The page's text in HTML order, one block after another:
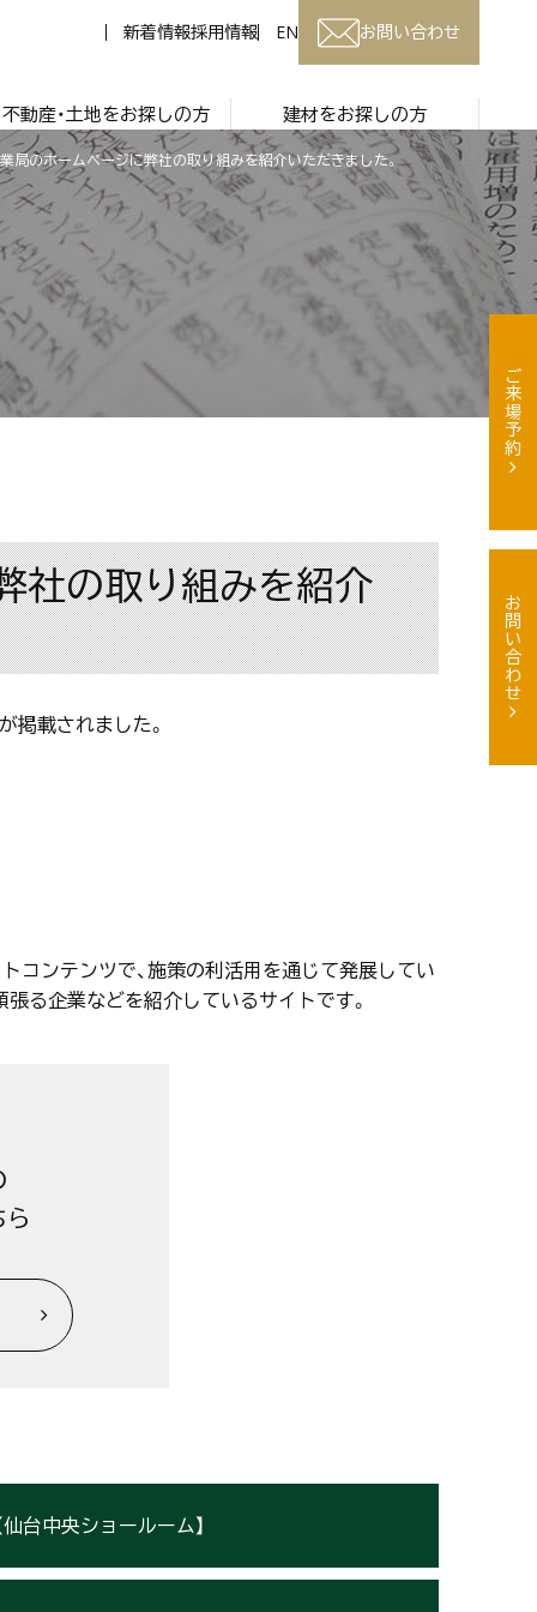
新着情報採用情報 EN お問い合わせ
不動産・土地をお探しの方 建材をお探しの方
局のホームページに弊社の取り組みを紹介いただきました。
社の取り組みを紹介
掲載されました。
コンテンツで、施策の利活用を通じて発展してい
る企業などを紹介しているサイトです。
台中央ショールーム】
ご来場予約
お問い合わせ